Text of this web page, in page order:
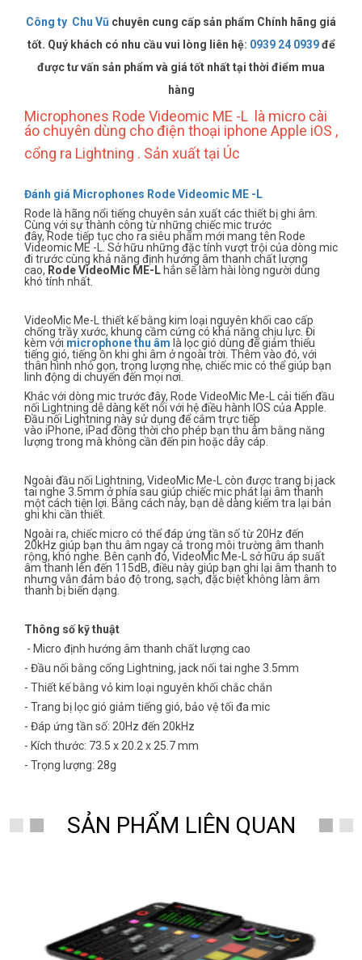
Công ty Chu Vũ chuyên cung cấp sản phẩm Chính hãng giá
tốt. Quý khách có nhu cầu vui lòng liên hệ: 0939 24 0939 để
được tư vấn sản phẩm và giá tốt nhất tại thời điểm mua
hàng
Microphones Rode Videomic ME -L là micro cài
áo chuyên dùng cho điện thoại iphone Apple iOS ,
cổng ra Lightning . Sản xuất tại Úc
Đánh giá Microphones Rode Videomic ME -L
Rode là hãng nổi tiếng chuyên sản xuất các thiết bị ghi âm.
Cùng với sự thành công từ những chiếc mic trước
đây, Rode tiếp tục cho ra siêu phẩm mới mang tên Rode
Videomic ME -L. Sở hữu những đặc tính vượt trội của dòng mic
đi trước cùng khả năng định hướng âm thanh chất lượng
cao, Rode VideoMic ME-L hẳn sẽ làm hài lòng người dùng
khó tính nhất.
VideoMic Me-L thiết kế bằng kim loại nguyên khối cao cấp
chống trầy xước, khung cầm cứng có khả năng chịu lực. Đi
kèm với microphone thu âm là lọc gió dùng để giảm thiểu
tiếng gió, tiếng ồn khi ghi âm ở ngoài trời. Thêm vào đó, với
thân hình nhỏ gọn, trọng lượng nhẹ, chiếc mic có thể giúp bạn
linh động di chuyển đến mọi nơi.
Khác với dòng mic trước đây, Rode VideoMic Me-L cải tiến đầu
nối Lightning dễ dàng kết nối với hệ điều hành IOS của Apple.
Đầu nối Lightning này sử dụng để cắm trực tiếp
vào iPhone, iPad đồng thời cho phép bạn thu âm bằng năng
lượng trong mà không cần đến pin hoặc dây cáp.
Ngoài đầu nối Lightning, VideoMic Me-L còn được trang bị jack
tai nghe 3.5mm ở phía sau giúp chiếc mic phát lại âm thanh
một cách tiện lợi. Bằng cách này, bạn dễ dàng kiểm tra lại bản
ghi khi cần thiết.
Ngoài ra, chiếc micro có thể đáp ứng tần số từ 20Hz đến
20kHz giúp bạn thu âm ngay cả trong môi trường âm thanh
rộng, khó nghe. Bên cạnh đó, VideoMic Me-L sở hữu áp suất
âm thanh lên đến 115dB, điều này giúp bạn ghi lại âm thanh to
nhưng vẫn đảm bảo độ trong, sạch, đặc biệt không làm âm
thanh bị biến dạng.
Thông số kỹ thuật
- Micro định hướng âm thanh chất lượng cao
- Đầu nối bằng cổng Lightning, jack nối tai nghe 3.5mm
- Thiết kế bằng vỏ kim loại nguyên khối chắc chắn
- Trang bị lọc gió giảm tiếng gió, bảo vệ tối đa mic
- Đáp ứng tần số: 20Hz đến 20kHz
- Kích thước: 73.5 x 20.2 x 25.7 mm
- Trọng lượng: 28g
SẢN PHẨM LIÊN QUAN